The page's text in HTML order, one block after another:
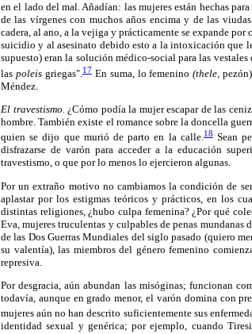
en el lado del mal. Añadían: las mujeres están hechas
de las vírgenes con muchos años encima y de las
cadera, al ano, a la vejiga y prácticamente se expande
suicidio y al asesinato debido esto a la intoxicación que
supuesto) eran la solución médico-social para las
las poleisgriegas".17En suma, lo femenino(thele,
Méndez.
El travestismo. ¿Cómo podía la mujer escapar de las
hombre. También existe el romance sobre la doncella
quien se dijo que murió de parto en la calle.18Sean
disfrazarse de varón para acceder a la educación
travestismo, o que por lo menos lo ejercieron algunas.
Por un extraño motivo no cambiamos la condición de
aplastar por los estigmas teóricos y prácticos, en los
distintas religiones, ¿hubo culpa femenina? ¿Por qué
Eva, mujeres truculentas y culpables de penas mundanas
de las Dos Guerras Mundiales del siglo pasado (quiero
su valentía), las miembros del género femenino
represiva.
Por desgracia, aún abundan las misóginas; funcionan
todavía, aunque en grado menor, el varón domina con
mujeres aún no han descrito suficientemente sus
identidad sexual y genérica; por ejemplo, cuando